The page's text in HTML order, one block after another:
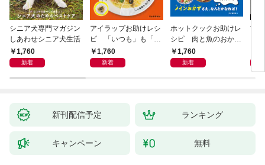
シニア犬専門マガジン
しあわせシニア犬生活
1,760
新着
アイラップお助けレシ
ピ 「いつも」も「も
しも」もおいしい！
1,760
新着
ホットクックお助けレ
シピ 肉と魚のおか
ず 少ない材料＆調味
料で、あとはスイッチ
1,760
新着
首
リ
昇
新刊配信予定 ランキング
キャンペーン 無料